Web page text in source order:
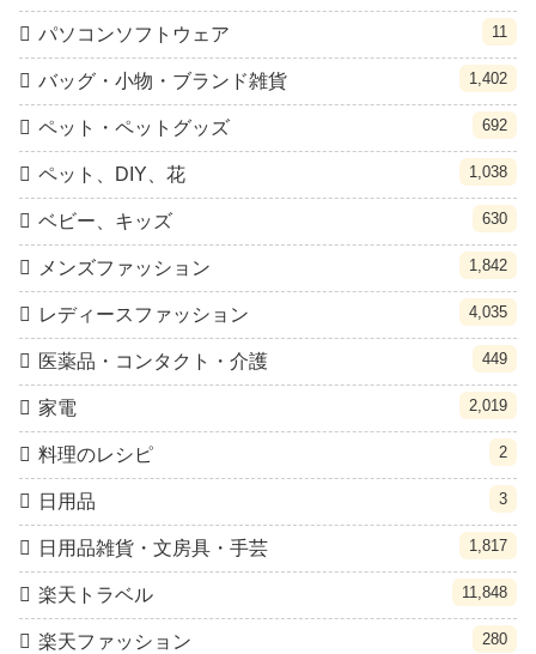
パソコンソフトウェア 11
バッグ・小物・ブランド雑貨 1,402
ペット・ペットグッズ 692
ペット、DIY、花 1,038
ベビー、キッズ 630
メンズファッション 1,842
レディースファッション 4,035
医薬品・コンタクト・介護 449
家電 2,019
料理のレシピ 2
日用品 3
日用品雑貨・文房具・手芸 1,817
楽天トラベル 11,848
楽天ファッション 280